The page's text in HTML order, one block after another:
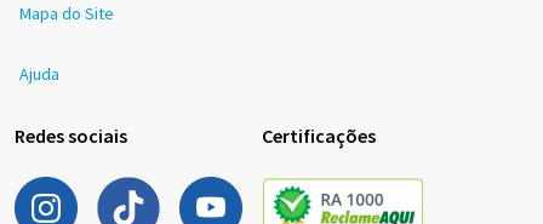
Mapa do Site
Ajuda
Redes sociais Certificações